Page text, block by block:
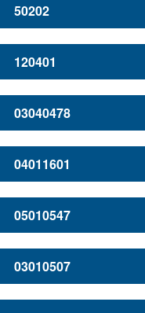
50202
120401
03040478
04011601
05010547
03010507